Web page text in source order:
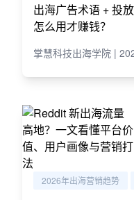
出海广告术语 + 投
怎么用才赚钱？
掌慧科技出海学院 |
2026年出海营销趋势